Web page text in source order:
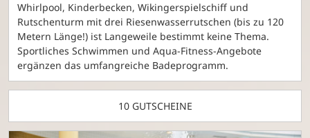
Whirlpool, Kinderbecken, Wikingerspielschiff und
Rutschenturm mit drei Riesenwasserrutschen (bis zu 120
Metern Länge!) ist Langeweile bestimmt keine Thema.
Sportliches Schwimmen und Aqua-Fitness-Angebote
ergänzen das umfangreiche Badeprogramm.
10 GUTSCHEINE